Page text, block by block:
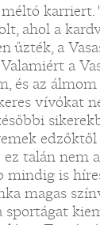
karriert.
ahol a
űzték, a
a
és az
vívókat
ez talán nem
mindig is
magas
sportágat